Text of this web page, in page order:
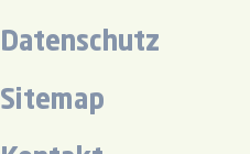
Datenschutz
Sitemap